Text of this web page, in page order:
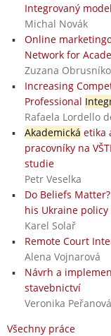
Integrovaný
Michal Novák
Online
Network for
Zuzana
Increasing
Professional
Rafaela Lordello
Akademická etika
pracovníky na
studie
Petr Veselka
Do Beliefs
his Ukraine policy
Karel Solař
Remote Court
Alena Vojnarová
Návrh a
stavebnictví
Veronika Peřanová
Všechny práce